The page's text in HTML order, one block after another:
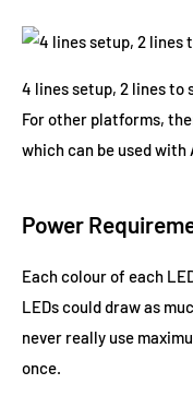
4 lines setup, 2 lines to
For other platforms,
which can be used with
Power
Each colour of each
LEDs could draw as
never really use
once.